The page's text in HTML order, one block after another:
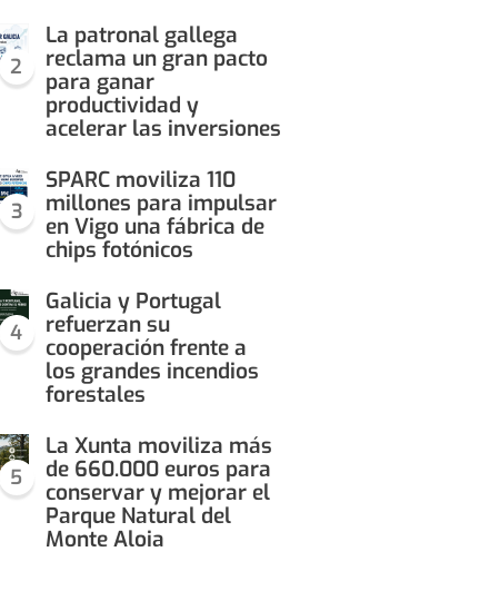
2
La patronal gallega
reclama un gran pacto
para ganar
productividad y
acelerar las inversiones
3
SPARC moviliza 110
millones para impulsar
en Vigo una fábrica de
chips fotónicos
4
Galicia y Portugal
refuerzan su
cooperación frente a
los grandes incendios
forestales
5
La Xunta moviliza más
de 660.000 euros para
conservar y mejorar el
Parque Natural del
Monte Aloia